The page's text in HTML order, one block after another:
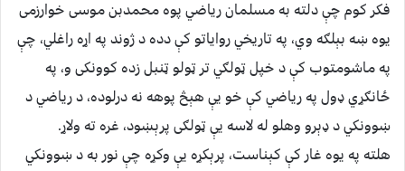
فکر کوم چې دلته به مسلمان رياضي پوه محمدبن موسى خوارزمى
يوه ښه بېلګه وي، په تاريخي رواياتو کې دده د ژوند په اړه راغلي، چې
په ماشومتوب کې د خپل ټولګي تر ټولو ټنبل زده کوونکى و، په
ځانګړي ډول په رياضي کې خو يې هېڅ پوهه نه درلوده، د رياضي د
ښوونکي د ډېرو وهلو له لاسه يې ټولګى پرېښود، غره ته ولاړ.
هلته په يوه غار کې کېناست، پرېکړه يې وکړه چې نور به د ښوونکي